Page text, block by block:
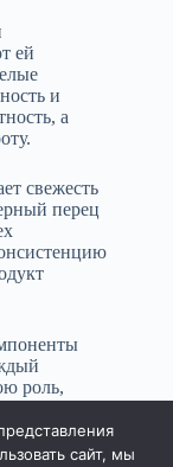
ей
и
а
свежесть
перец
роль,
сайт, мы